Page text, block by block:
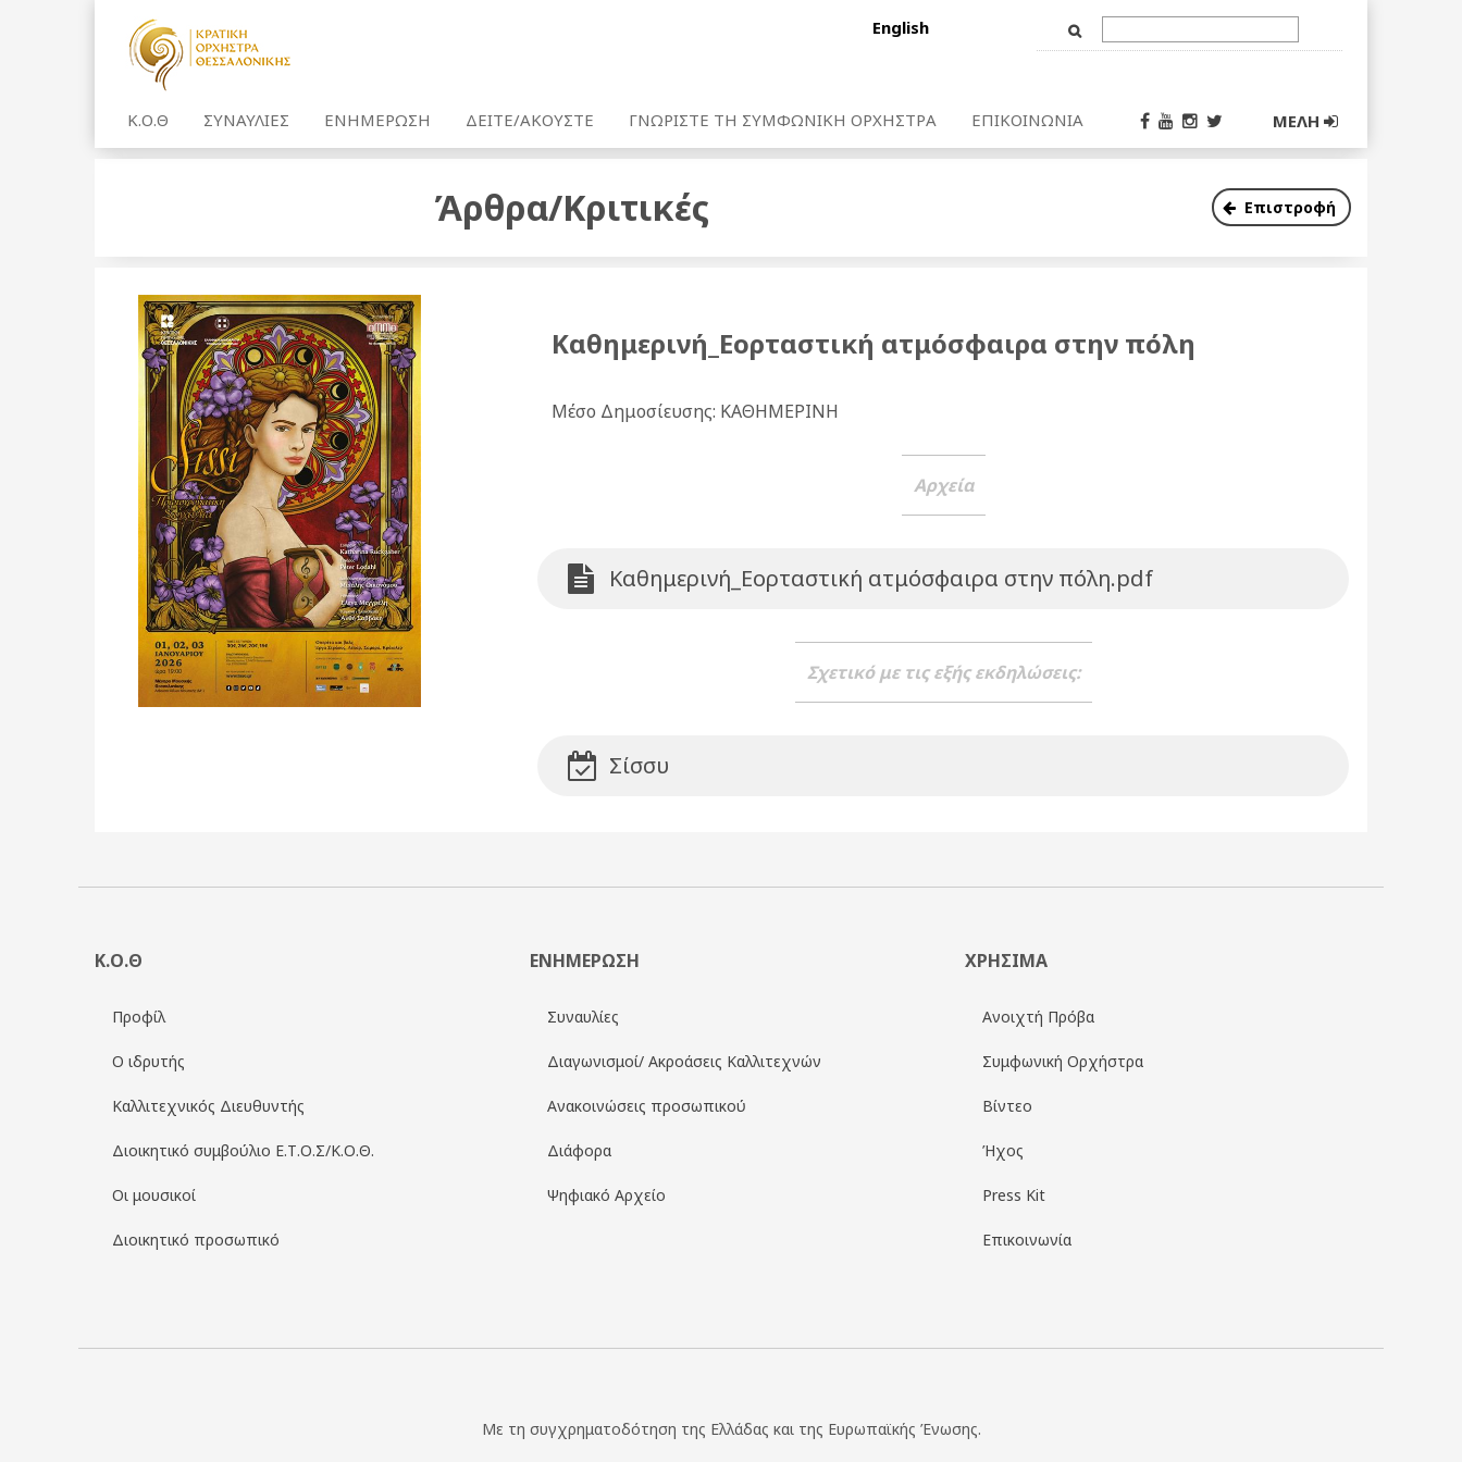
English
Input
Κ.Ο.Θ ΣΥΝΑΥΛΙΕΣ ΕΝΗΜΕΡΩΣΗ ΔΕΙΤΕ/ΑΚΟΥΣΤΕ ΓΝΩΡΙΣΤΕ ΤΗ ΣΥΜΦΩΝΙΚΗ ΟΡΧΗΣΤΡΑ ΕΠΙΚΟΙΝΩΝΙΑ ΜΕΛΗ
Άρθρα/Κριτικές Επιστροφή
Καθημερινή_Εορταστική ατμόσφαιρα στην πόλη
Μέσο Δημοσίευσης: ΚΑΘΗΜΕΡΙΝΗ
Αρχεία
Καθημερινή_Εορταστική ατμόσφαιρα στην πόλη.pdf
Σχετικό με τις εξής εκδηλώσεις:
Σίσσυ
Κ.Ο.Θ
Προφίλ
Ο ιδρυτής
Καλλιτεχνικός Διευθυντής
Διοικητικό συμβούλιο Ε.Τ.Ο.Σ/Κ.Ο.Θ.
Οι μουσικοί
Διοικητικό προσωπικό
ΕΝΗΜΕΡΩΣΗ
Συναυλίες
Διαγωνισμοί/ Ακροάσεις Καλλιτεχνών
Ανακοινώσεις προσωπικού
Διάφορα
Ψηφιακό Αρχείο
ΧΡΗΣΙΜΑ
Ανοιχτή Πρόβα
Συμφωνική Ορχήστρα
Βίντεο
Ήχος
Press Kit
Επικοινωνία
Με τη συγχρηματοδότηση της Ελλάδας και της Ευρωπαϊκής Ένωσης.